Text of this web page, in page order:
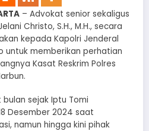
– Advokat senior sekaligus
Christo, S.H., M.H., secara
kepada Kapolri Jenderal
untuk memberikan perhatian
Kasat Reskrim Polres
sejak Iptu Tomi
Desember 2024 saat
namun hingga kini pihak